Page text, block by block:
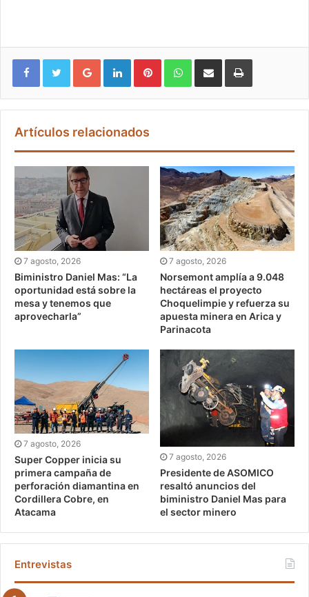
Google+ LinkedIn Pinterest WhatsApp
Artículos relacionados
7 agosto, 2026
Biministro Daniel Mas: “La
oportunidad está sobre la
mesa y tenemos que
aprovecharla”
7 agosto, 2026
Norsemont amplía a 9.048
hectáreas el proyecto
Choquelimpie y refuerza su
apuesta minera en Arica y
Parinacota
7 agosto, 2026
Super Copper inicia su
primera campaña de
perforación diamantina en
Cordillera Cobre, en
Atacama
7 agosto, 2026
Presidente de ASOMICO
resaltó anuncios del
biministro Daniel Mas para
el sector minero
Entrevistas